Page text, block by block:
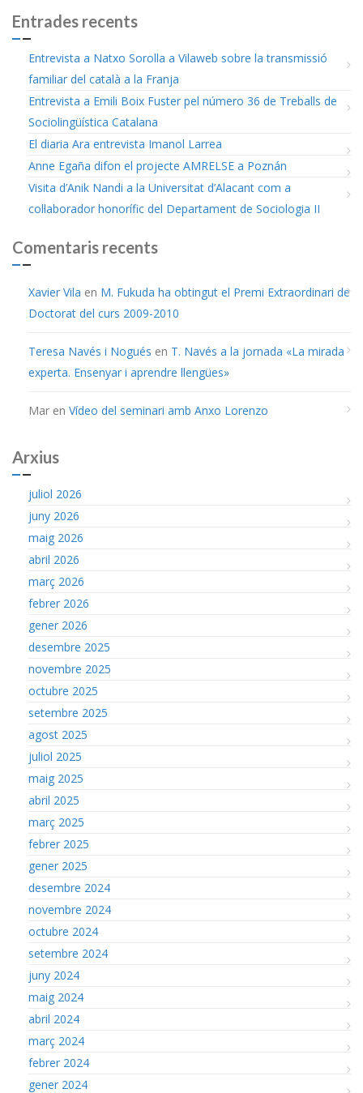
Entrades recents
Entrevista a Natxo Sorolla a Vilaweb sobre la transmissió
familiar del català a la Franja
Entrevista a Emili Boix Fuster pel número 36 de Treballs de
Sociolingüística Catalana
El diaria Ara entrevista Imanol Larrea
Anne Egaña difon el projecte AMRELSE a Poznán
Visita d’Anik Nandi a la Universitat d’Alacant com a
col·laborador honorífic del Departament de Sociologia II
Comentaris recents
Xavier Vila en M. Fukuda ha obtingut el Premi Extraordinari de
Doctorat del curs 2009-2010
Teresa Navés i Nogués en T. Navés a la jornada «La mirada
experta. Ensenyar i aprendre llengües»
Mar en Vídeo del seminari amb Anxo Lorenzo
Arxius
juliol 2026
juny 2026
maig 2026
abril 2026
març 2026
febrer 2026
gener 2026
desembre 2025
novembre 2025
octubre 2025
setembre 2025
agost 2025
juliol 2025
maig 2025
abril 2025
març 2025
febrer 2025
gener 2025
desembre 2024
novembre 2024
octubre 2024
setembre 2024
juny 2024
maig 2024
abril 2024
març 2024
febrer 2024
gener 2024